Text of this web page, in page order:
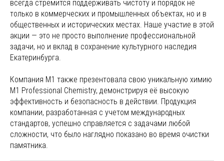
всегда стремится поддерживать чистоту и порядок не
только в коммерческих и промышленных объектах, но и в
общественных и исторических местах. Наше участие в этой
акции — это не просто выполнение профессиональной
задачи, но и вклад в сохранение культурного наследия
Екатеринбурга.
Компания M1 также презентовала свою уникальную химию
М1 Professional Chemistry, демонстрируя её высокую
эффективность и безопасность в действии. Продукция
компании, разработанная с учетом международных
стандартов, успешно справляется с задачами любой
сложности, что было наглядно показано во время очистки
памятника.